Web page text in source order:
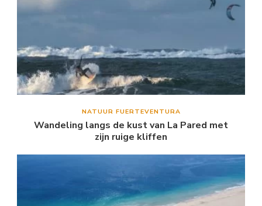
NATUUR FUERTEVENTURA
Wandeling langs de kust van La Pared met
zijn ruige kliffen